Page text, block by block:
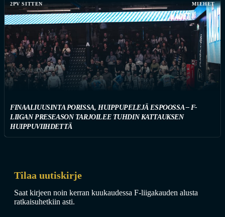
2PV SITTEN MIEHET
FINAALIUUSINTA PORISSA, HUIPPUPELEJÄ ESPOOSSA – F-
LIIGAN PRESEASON TARJOILEE TUHDIN KATTAUKSEN
HUIPPUVIIHDETTÄ
Tilaa uutiskirje
Saat kirjeen noin kerran kuukaudessa F-liigakauden alusta
ratkaisuhetkiin asti.